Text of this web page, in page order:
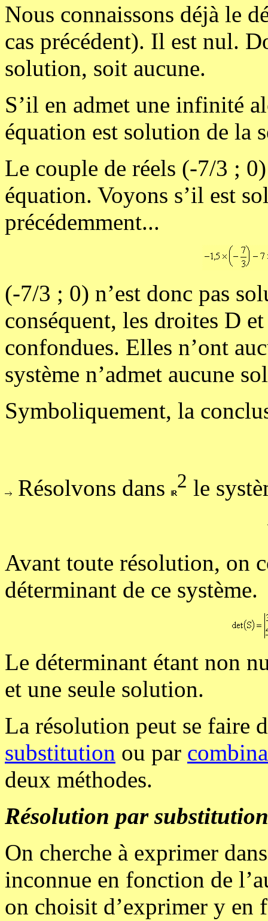
Nous connaissons déjà le
cas précédent). Il est nul.
solution, soit aucune.
S’il en admet une infinité
équation est solution de la
Le couple de réels (-7/3 ;
équation. Voyons s’il est
précédemment...
(-7/3 ; 0) n’est donc pas
conséquent, les droites D
confondues. Elles n’ont
système n’admet aucune
Symboliquement, la
Résolvons dans 2 le
Avant toute résolution, on
déterminant de ce système.
Le déterminant étant non
et une seule solution.
La résolution peut se faire
substitution ou par
deux méthodes.
Résolution par
On cherche à exprimer
inconnue en fonction de
on choisit d’exprimer y